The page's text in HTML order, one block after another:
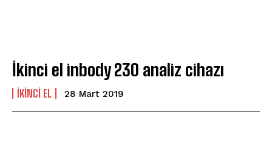
İkinci el inbody 230 analiz cihazı
İKINCI EL 28 Mart 2019